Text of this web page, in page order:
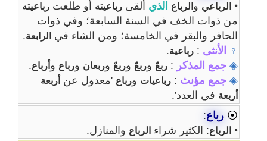
• الرباعيوالرباعالذيألقى رباعيتهأو طلعت رباعيته
من ذوات الخف في السنة السابعة؛ وفي ذوات
الحافر والبقر في الخامسة؛ ومن الشاء في الرابعة.
♀ الأنثى : رباعية.
◈ جمع المذكر : ربعٌوربعٌوربعٌوربعانورباعوأرباع.
◈ جمع مؤنث : رباعياتورباع'معدول عن أربعة
أربعةفي العدد'.
⦿ رباع:
• الرباع: الكثير شراء الرباعوالمنازل.